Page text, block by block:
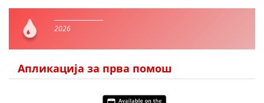
2026
Апликација за прва помош